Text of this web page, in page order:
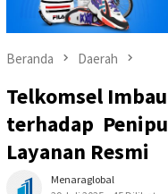
Beranda Daerah
Telkomsel
terhadap
Layanan Resmi
Menaraglobal